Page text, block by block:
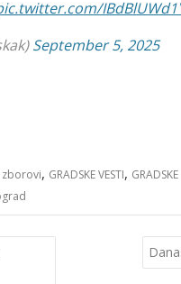
September 5, 2025
, GRADSKE VESTI,